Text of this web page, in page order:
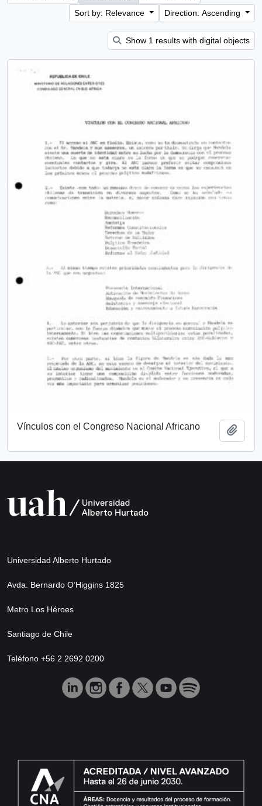
Sort by: Relevance
Direction: Ascending
Show 1 results with digital objects
Vínculos con el Congreso Nacional Africano
Universidad Alberto Hurtado
Avda. Bernardo O’Higgins 1825
Metro Los Héroes
Santiago de Chile
Teléfono +56 2 2692 0200